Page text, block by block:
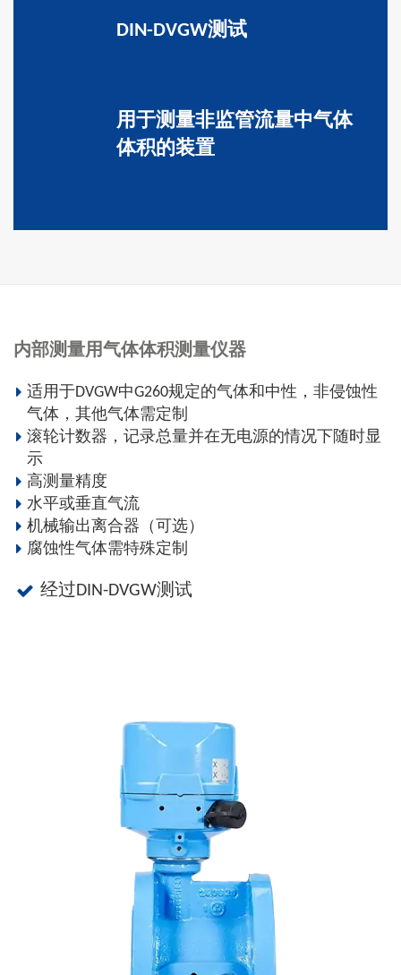
DIN-DVGW测试
用于测量非监管流量中气体
体积的装置
内部测量用气体体积测量仪器
适用于DVGW中G260规定的气体和中性，非侵蚀性
气体，其他气体需定制
滚轮计数器，记录总量并在无电源的情况下随时显
示
高测量精度
水平或垂直气流
机械输出离合器（可选）
腐蚀性气体需特殊定制
经过DIN-DVGW测试